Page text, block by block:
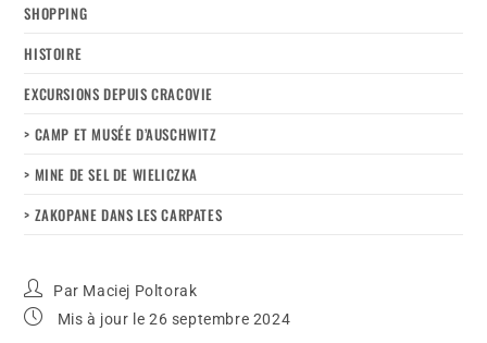
SHOPPING
HISTOIRE
EXCURSIONS DEPUIS CRACOVIE
> CAMP ET MUSÉE D’AUSCHWITZ
> MINE DE SEL DE WIELICZKA
> ZAKOPANE DANS LES CARPATES
Par Maciej Poltorak
Mis à jour le 26 septembre 2024